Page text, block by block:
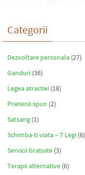
Categorii
Dezvoltare personala (27)
Ganduri (36)
Legea atractiei (18)
Prietenii spun (2)
Satsang (1)
Schimba-ti viata – 7 Legi (8)
Servicii Gratuite (3)
Terapii alternative (6)